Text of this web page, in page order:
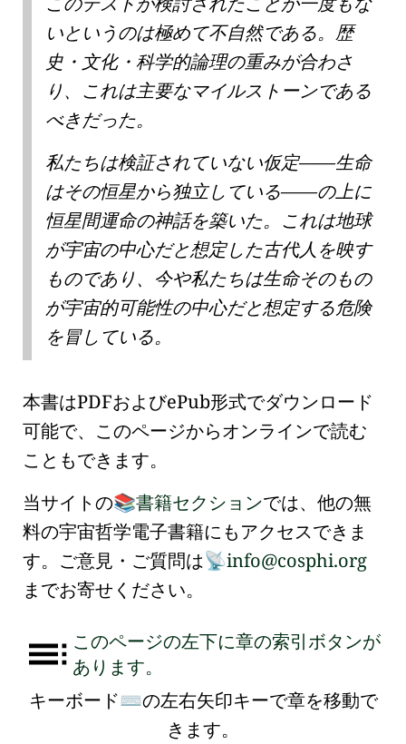
いというのは極めて不自然である。歴
史・文化・科学的論理の重みが合わさ
り、これは主要なマイルストーンである
べきだった。
私たちは検証されていない仮定——生命
はその恒星から独立している——の上に
恒星間運命の神話を築いた。これは地球
が宇宙の中心だと想定した古代人を映す
ものであり、今や私たちは生命そのもの
が宇宙的可能性の中心だと想定する危険
を冒している。
本書はPDFおよびePub形式でダウンロード
可能で、このページからオンラインで読む
こともできます。
当サイトの📚書籍セクションでは、他の無
料の宇宙哲学電子書籍にもアクセスできま
す。ご意見・ご質問は📡info@cosphi.org
までお寄せください。
このページの左下に章の索引ボタンが
あります。
キーボード⌨の左右矢印キーで章を移動で
きます。